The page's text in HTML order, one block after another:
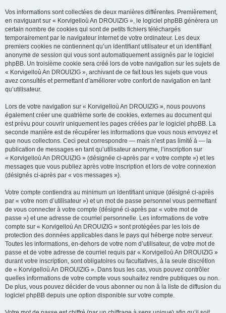
Vos informations sont collectées de deux manières différentes. Premièrement,
en naviguant sur « Korvigelloù An DROUIZIG », le logiciel phpBB génèrera un
certain nombre de cookies qui sont de petits fichiers téléchargés
temporairement par le navigateur internet de votre ordinateur. Les deux
premiers cookies ne contiennent qu’un identifiant utilisateur et un identifiant
anonyme de session qui vous sont automatiquement assignés par le logiciel
phpBB. Un troisième cookie sera créé lors de votre navigation sur les sujets de
« Korvigelloù An DROUIZIG », archivant de ce fait tous les sujets que vous
avez consultés et permettant d’améliorer votre confort de navigation en tant
qu’utilisateur.
Lors de votre navigation sur « Korvigelloù An DROUIZIG », nous pouvons
également créer une quatrième sorte de cookies, externes au document qui
est prévu pour couvrir uniquement les pages créées par le logiciel phpBB. La
seconde manière est de récupérer les informations que vous nous envoyez et
que nous collectons. Ceci peut correspondre — mais n’est pas limité à — la
publication de messages en tant qu’utilisateur anonyme, l’inscription sur
« Korvigelloù An DROUIZIG » (désignée ci-après par « votre compte ») et les
messages que vous publiez après votre inscription et lors de votre connexion
(désignés ci-après par « vos messages »).
Votre compte contiendra au minimum un identifiant unique (désigné ci-après
par « votre nom d’utilisateur ») et un mot de passe personnel vous permettant
de vous connecter à votre compte (désigné ci-après par « votre mot de
passe ») et une adresse de courriel personnelle. Les informations de votre
compte sur « Korvigelloù An DROUIZIG » sont protégées par les lois de
protection des données applicables dans le pays qui héberge notre serveur.
Toutes les informations, en-dehors de votre nom d’utilisateur, de votre mot de
passe et de votre adresse de courriel requis par « Korvigelloù An DROUIZIG »
durant votre inscription, sont obligatoires ou facultatives, à la seule discrétion
de « Korvigelloù An DROUIZIG ». Dans tous les cas, vous pouvez contrôler
quelles informations de votre compte vous souhaitez rendre publiques ou non.
De plus, vous pouvez décider de vous abonner ou non à la liste de diffusion du
logiciel phpBB depuis une option disponible sur votre compte.